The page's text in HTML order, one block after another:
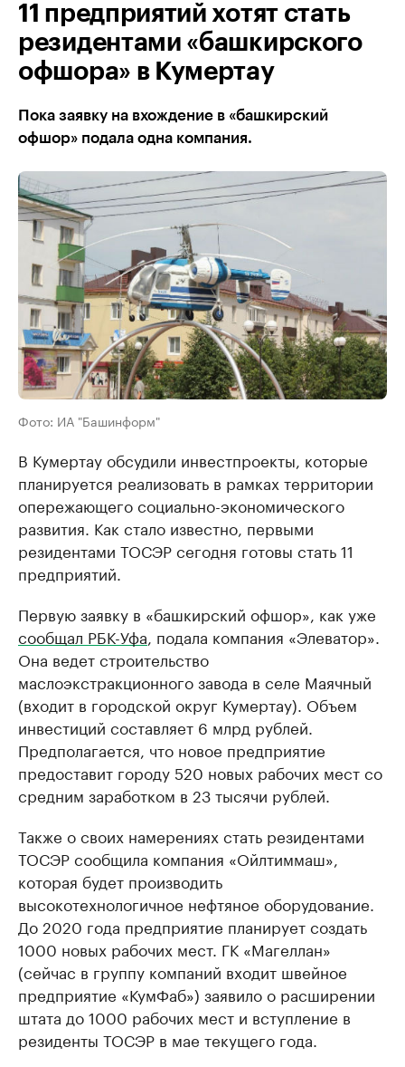
11 предприятий хотят стать
резидентами «башкирского
офшора» в Кумертау
Пока заявку на вхождение в «башкирский
офшор» подала одна компания.
Фото: ИА "Башинформ"
В Кумертау обсудили инвестпроекты, которые
планируется реализовать в рамках территории
опережающего социально-экономического
развития. Как стало известно, первыми
резидентами ТОСЭР сегодня готовы стать 11
предприятий.
Первую заявку в «башкирский офшор», как уже
сообщал РБК-Уфа, подала компания «Элеватор».
Она ведет строительство
маслоэкстракционного завода в селе Маячный
(входит в городской округ Кумертау). Объем
инвестиций составляет 6 млрд рублей.
Предполагается, что новое предприятие
предоставит городу 520 новых рабочих мест со
средним заработком в 23 тысячи рублей.
Также о своих намерениях стать резидентами
ТОСЭР сообщила компания «Ойлтиммаш»,
которая будет производить
высокотехнологичное нефтяное оборудование.
До 2020 года предприятие планирует создать
1000 новых рабочих мест. ГК «Магеллан»
(сейчас в группу компаний входит швейное
предприятие «КумФаб») заявило о расширении
штата до 1000 рабочих мест и вступление в
резиденты ТОСЭР в мае текущего года.